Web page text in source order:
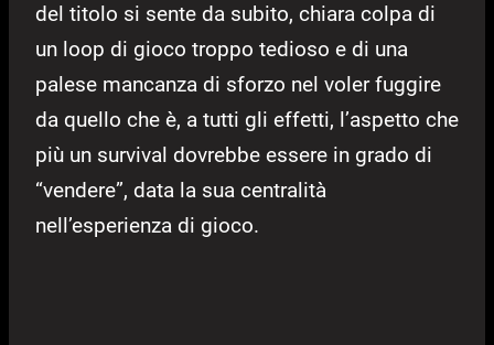
del titolo si sente da subito, chiara colpa di
un loop di gioco troppo tedioso e di una
palese mancanza di sforzo nel voler fuggire
da quello che è, a tutti gli effetti, l’aspetto che
più un survival dovrebbe essere in grado di
“vendere”, data la sua centralità
nell’esperienza di gioco.